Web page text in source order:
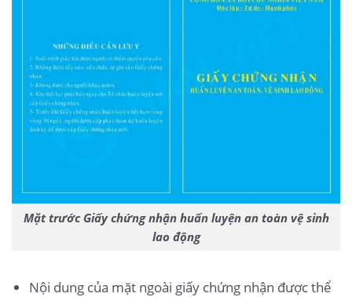
Mặt trước Giấy chứng nhận huấn luyện an toàn vệ sinh
lao động
Nội dung của mặt ngoài giấy chứng nhận được thể